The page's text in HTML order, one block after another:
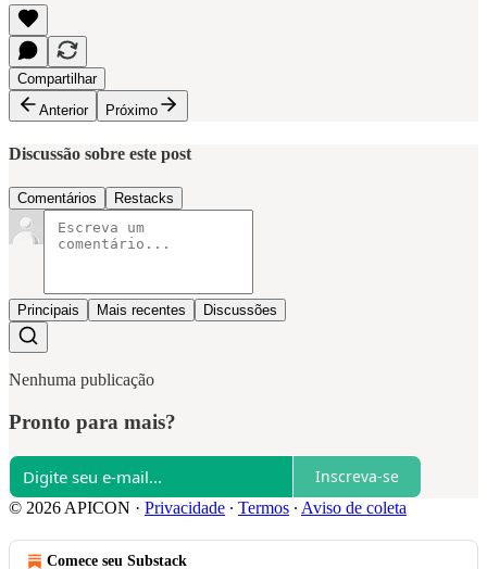
Compartilhar
Anterior
Próximo
Discussão sobre este post
Comentários Restacks
Principais Mais recentes Discussões
Nenhuma publicação
Pronto para mais?
Inscreva-se
© 2026 APICON · Privacidade ∙ Termos ∙ Aviso de coleta
Comece seu Substack